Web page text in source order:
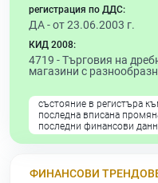
регистрация по ДДС:
ДА - от 23.06.2003 г.
КИД 2008:
4719 -Търговия на
магазини с
състояние в регистъра
последна вписана
последни финансови
ФИНАНСОВИ